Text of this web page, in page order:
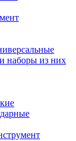
наборы из них